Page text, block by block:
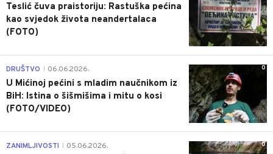
Teslić čuva praistoriju: Rastuška pećina
kao svjedok života neandertalaca
(FOTO)
0
DRUŠTVO 06.06.2026.
U Mićinoj pećini s mladim naučnikom iz
BiH: Istina o šišmišima i mitu o kosi
(FOTO/VIDEO)
0
ZANIMLJIVOSTI 05.06.2026.